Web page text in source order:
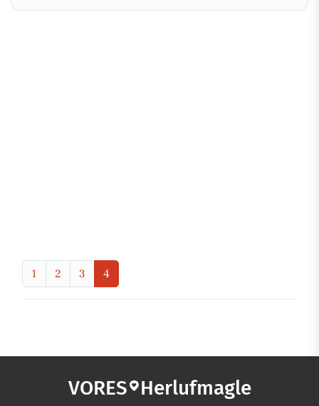
1 2 3 4
VORES Herlufmagle